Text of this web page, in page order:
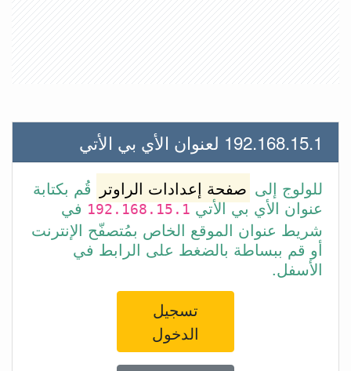
192.168.15.1 لعنوان الأي بي الأتي
للولوج إلى صفحة إعدادات الراوتر
قُم بكتابة
عنوان الأي بي الأتي192.168.15.1 في
شريط عنوان الموقع الخاص بمُتصفّح الإنترنت
أو قم ببساطة بالضغط على الرابط في
الأسفل.
تسجيل
الدخول